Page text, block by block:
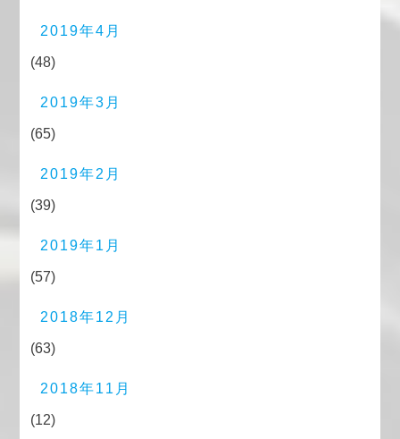
2019年4月
(48)
2019年3月
(65)
2019年2月
(39)
2019年1月
(57)
2018年12月
(63)
2018年11月
(12)